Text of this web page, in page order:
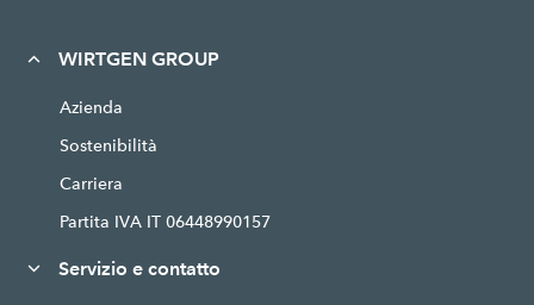
WIRTGEN GROUP
Azienda
Sostenibilità
Carriera
Partita IVA IT 06448990157
Servizio e contatto